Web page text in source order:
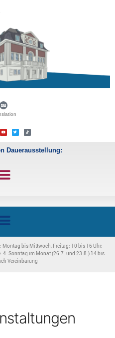
Dauerausstellung:
Montag bis Mittwoch, Freitag: 10 bis 16 Uhr;
4. Sonntag im Monat (26.7. und 23.8.) 14 bis
Vereinbarung